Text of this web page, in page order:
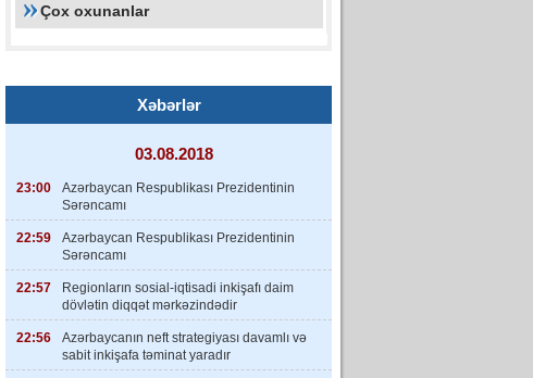
Çox oxunanlar
Xəbərlər
03.08.2018
23:00
Azərbaycan Respublikası Prezidentinin
Sərəncamı
22:59
Azərbaycan Respublikası Prezidentinin
Sərəncamı
22:57
Regionların sosial-iqtisadi inkişafı daim
dövlətin diqqət mərkəzindədir
22:56
Azərbaycanın neft strategiyası davamlı və
sabit inkişafa təminat yaradır